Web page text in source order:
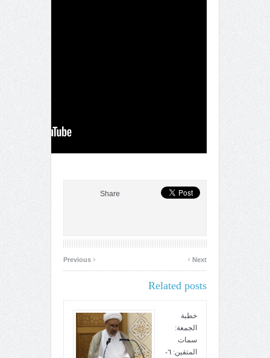
Share
‹ Next
›
Related posts
خطبة
الجمعة:
سمات
المتقين: ٦-